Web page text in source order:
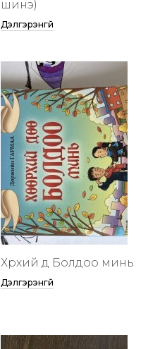
шинэ)
Дэлгэрэнгүй
Хөөрхий дөө Болдоо минь
Дэлгэрэнгүй